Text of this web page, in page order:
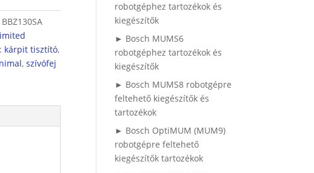
kárpit tisztító,
,szívófej
robotgéphez tartozékok és
kiegészítők
► Bosch MUMS6
robotgéphez tartozékok és
kiegészítők
► Bosch MUMS8 robotgépre
feltehető kiegészítők és
tartozékok
► Bosch OptiMUM (MUM9)
robotgépre feltehető
kiegészítők tartozékok